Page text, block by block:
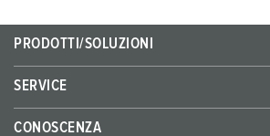
PRODOTTI/SOLUZIONI
SERVICE
CONOSCENZA